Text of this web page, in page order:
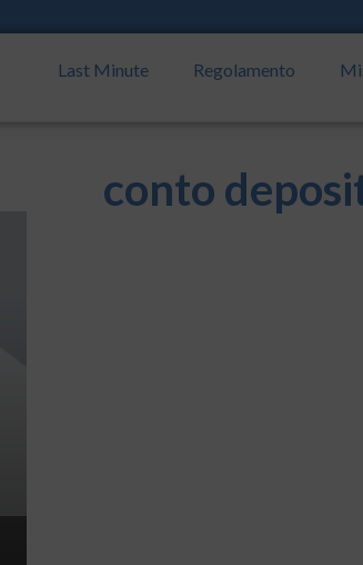
Last Minute Regolamento
conto